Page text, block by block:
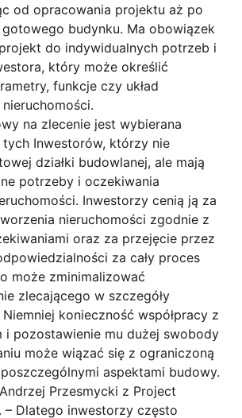
od opracowania projektu aż po
budynku. Ma obowiązek
do indywidualnych potrzeb i
który może określić
funkcje czy układ
na zlecenie jest wybierana
Inwestorów, którzy nie
działki budowlanej, ale mają
potrzeby i oczekiwania
Inwestorzy cenią ją za
nieruchomości zgodnie z
oraz za przejęcie przez
za cały proces
może zminimalizować
zlecającego w szczegóły
konieczność współpracy z
i pozostawienie mu dużej swobody
może wiązać się z ograniczoną
aspektami budowy.
Przesmycki z Project
– Dlatego inwestorzy często